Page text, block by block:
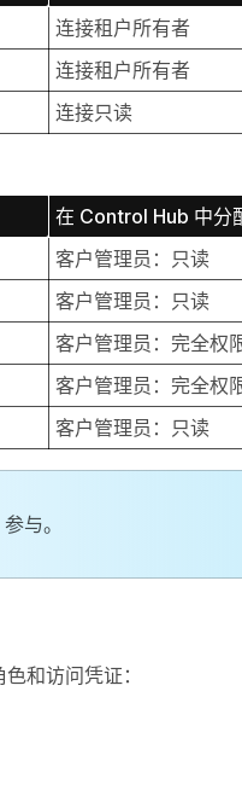
连接租户所有者
连接租户所有者
连接只读
在 Control Hub 中分
客户管理员：只读
客户管理员：只读
客户管理员：完全权
客户管理员：完全权
客户管理员：只读
与。
和访问凭证：